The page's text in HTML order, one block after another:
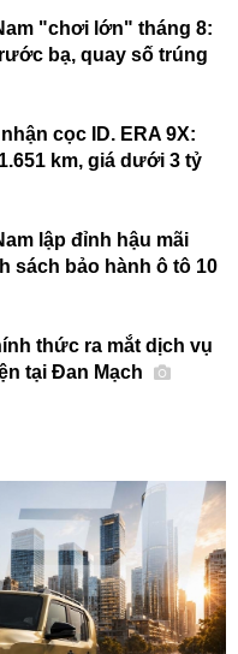
"chơi lớn" tháng 8:
bạ, quay số trúng
cọc ID. ERA 9X:
km, giá dưới 3 tỷ
lập đỉnh hậu mãi
sách bảo hành ô tô 10
thức ra mắt dịch vụ
tại Đan Mạch